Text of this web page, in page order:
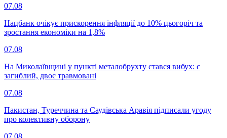
07.08
Нацбанк очікує прискорення інфляції до 10% цьогоріч та
зростання економіки на 1,8%
07.08
На Миколаївщині у пункті металобрухту стався вибух: є
загиблий, двоє травмовані
07.08
Пакистан, Туреччина та Саудівська Аравія підписали угоду
про колективну оборону